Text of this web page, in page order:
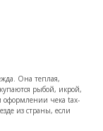
Она теплая,
рыбой, икрой,
чека tax-
из страны, если